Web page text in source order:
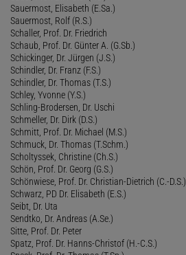
Sauermost, Elisabeth (E.Sa.)
Sauermost, Rolf (R.S.)
Schaller, Prof. Dr. Friedrich
Schaub, Prof. Dr. Günter A. (G.Sb.)
Schickinger, Dr. Jürgen (J.S.)
Schindler, Dr. Franz (F.S.)
Schindler, Dr. Thomas (T.S.)
Schley, Yvonne (Y.S.)
Schling-Brodersen, Dr. Uschi
Schmeller, Dr. Dirk (D.S.)
Schmitt, Prof. Dr. Michael (M.S.)
Schmuck, Dr. Thomas (T.Schm.)
Scholtyssek, Christine (Ch.S.)
Schön, Prof. Dr. Georg (G.S.)
Schönwiese, Prof. Dr. Christian-Dietrich (C.-D.S.)
Schwarz, PD Dr. Elisabeth (E.S.)
Seibt, Dr. Uta
Sendtko, Dr. Andreas (A.Se.)
Sitte, Prof. Dr. Peter
Spatz, Prof. Dr. Hanns-Christof (H.-C.S.)